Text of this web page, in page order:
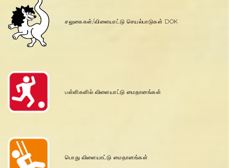
சலுகைகள்/விளையாட்டு செயல்பாடுகள் DOK
பள்ளிகளில் விளையாட்டு மைதானங்கள்
பொது விளையாட்டு மைதானங்கள்